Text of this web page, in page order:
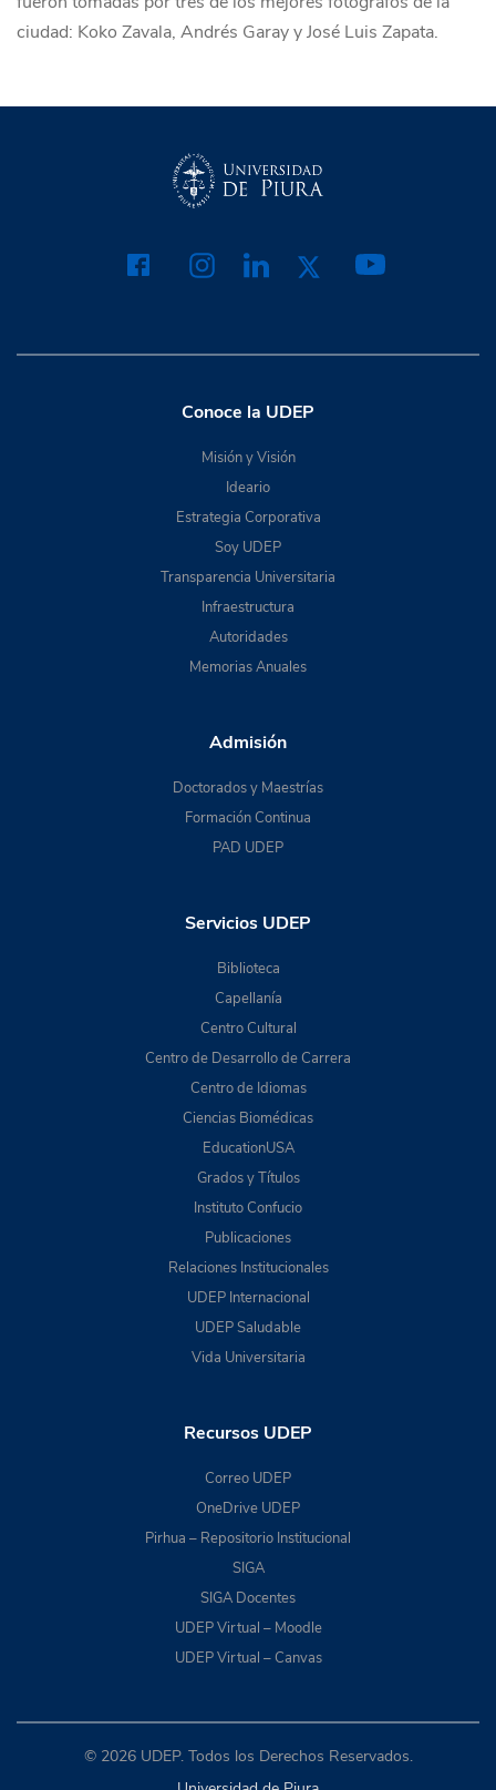
ciudad: Koko Zavala, Andrés Garay y José Luis Zapata.
Conoce la UDEP
Misión y Visión
Ideario
Estrategia Corporativa
Soy UDEP
Transparencia Universitaria
Infraestructura
Autoridades
Memorias Anuales
Admisión
Doctorados y Maestrías
Formación Continua
PAD UDEP
Servicios UDEP
Biblioteca
Capellanía
Centro Cultural
Centro de Desarrollo de Carrera
Centro de Idiomas
Ciencias Biomédicas
EducationUSA
Grados y Títulos
Instituto Confucio
Publicaciones
Relaciones Institucionales
UDEP Internacional
UDEP Saludable
Vida Universitaria
Recursos UDEP
Correo UDEP
OneDrive UDEP
Pirhua – Repositorio Institucional
SIGA
SIGA Docentes
UDEP Virtual – Moodle
UDEP Virtual – Canvas
© 2026 UDEP. Todos los Derechos Reservados.